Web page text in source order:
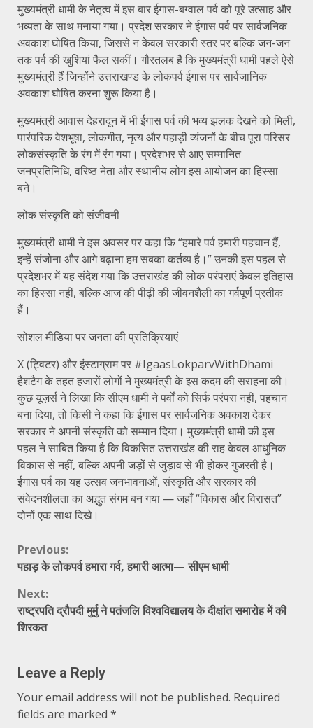
मुख्यमंत्री धामी के नेतृत्व में इस बार ईगास-बग्वाल पर्व को पूरे उत्साह और
भव्यता के साथ मनाया गया। प्रदेश सरकार ने ईगास पर्व पर सार्वजनिक
अवकाश घोषित किया, जिससे न केवल सरकारी स्तर पर बल्कि जन-जन
तक पर्व की खुशियां फैल सकीं। गौरतलब है कि मुख्यमंत्री धामी पहले ऐसे
मुख्यमंत्री हैं जिन्होंने उत्तराखण्ड के लोकपर्व ईगास पर सार्वजानिक
अवकाश घोषित करना शुरू किया है।
मुख्यमंत्री आवास देहरादून में भी ईगास पर्व की भव्य झलक देखने को मिली,
पारंपरिक वेशभूषा, लोकगीत, नृत्य और पहाड़ी व्यंजनों के बीच पूरा परिसर
लोकसंस्कृति के रंग में रंग गया। प्रदेशभर से आए सम्मानित
जनप्रतिनिधि, वरिष्ठ नेता और स्थानीय लोग इस आयोजन का हिस्सा
बने।
लोक संस्कृति को संजीवनी
मुख्यमंत्री धामी ने इस अवसर पर कहा कि “हमारे पर्व हमारी पहचान हैं,
इन्हें संजोना और आगे बढ़ाना हम सबका कर्तव्य है।” उनकी इस पहल से
प्रदेशभर में यह संदेश गया कि उत्तराखंड की लोक परंपराएं केवल इतिहास
का हिस्सा नहीं, बल्कि आज की पीढ़ी की जीवनशैली का गर्वपूर्ण प्रतीक
हैं।
सोशल मीडिया पर जनता की प्रतिक्रियाएं
X (ट्विटर) और इंस्टाग्राम पर #IgaasLokparvWithDhami
हैशटैग के तहत हजारों लोगों ने मुख्यमंत्री के इस कदम की सराहना की।
कुछ यूज़र्स ने लिखा कि सीएम धामी ने पर्वों को सिर्फ परंपरा नहीं, पहचान
बना दिया, तो किसी ने कहा कि ईगास पर सार्वजनिक अवकाश देकर
सरकार ने अपनी संस्कृति को सम्मान दिया। मुख्यमंत्री धामी की इस
पहल ने साबित किया है कि विकसित उत्तराखंड की राह केवल आधुनिक
विकास से नहीं, बल्कि अपनी जड़ों से जुड़ाव से भी होकर गुजरती है।
ईगास पर्व का यह उत्सव जनभावनाओं, संस्कृति और सरकार की
संवेदनशीलता का अद्भुत संगम बन गया — जहाँ “विकास और विरासत”
दोनों एक साथ दिखे।
Continue
Previous:
पहाड़ के लोकपर्व हमारा गर्व, हमारी आत्मा— सीएम धामी
Next:
राष्ट्रपति द्रौपदी मुर्मु ने पतंजलि विश्वविद्यालय के दीक्षांत समारोह में की
शिरकत
Leave a Reply
Your email address will not be published. Required
fields are marked *